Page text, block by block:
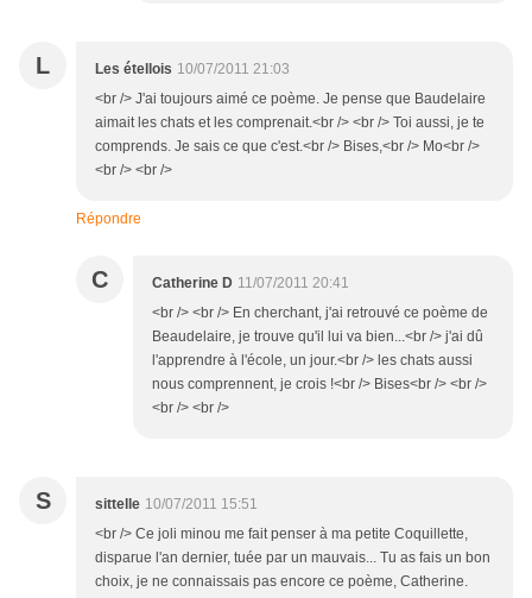
L Les étellois 10/07/2011 21:03
<br /> J'ai toujours aimé ce poème. Je pense que Baudelaire
aimait les chats et les comprenait.<br /> <br /> Toi aussi, je te
comprends. Je sais ce que c'est.<br /> Bises,<br /> Mo<br />
<br /> <br />
Répondre
C Catherine D 11/07/2011 20:41
<br /> <br /> En cherchant, j'ai retrouvé ce poème de
Beaudelaire, je trouve qu'il lui va bien...<br /> j'ai dû
l'apprendre à l'école, un jour.<br /> les chats aussi
nous comprennent, je crois !<br /> Bises<br /> <br />
<br /> <br />
S sittelle 10/07/2011 15:51
<br /> Ce joli minou me fait penser à ma petite Coquillette,
disparue l'an dernier, tuée par un mauvais... Tu as fais un bon
choix, je ne connaissais pas encore ce poème, Catherine.